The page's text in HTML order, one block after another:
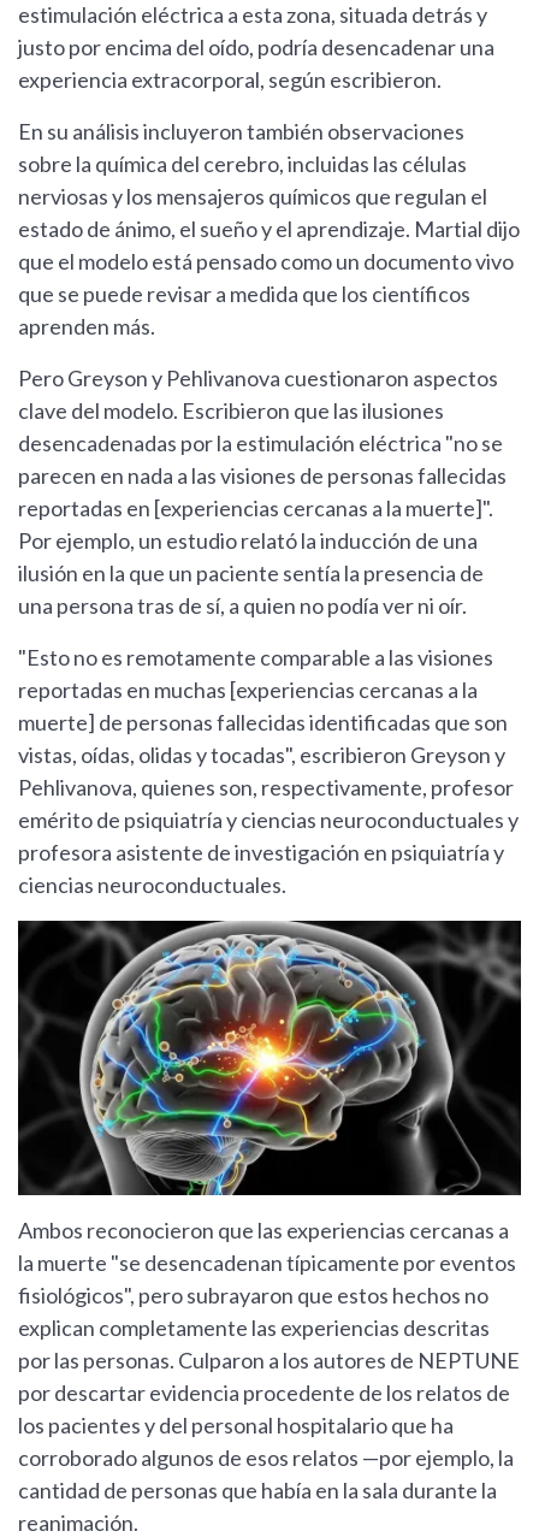
estimulación eléctrica a esta zona, situada detrás y
justo por encima del oído, podría desencadenar una
experiencia extracorporal, según escribieron.
En su análisis incluyeron también observaciones
sobre la química del cerebro, incluidas las células
nerviosas y los mensajeros químicos que regulan el
estado de ánimo, el sueño y el aprendizaje. Martial dijo
que el modelo está pensado como un documento vivo
que se puede revisar a medida que los científicos
aprenden más.
Pero Greyson y Pehlivanova cuestionaron aspectos
clave del modelo. Escribieron que las ilusiones
desencadenadas por la estimulación eléctrica "no se
parecen en nada a las visiones de personas fallecidas
reportadas en [experiencias cercanas a la muerte]".
Por ejemplo, un estudio relató la inducción de una
ilusión en la que un paciente sentía la presencia de
una persona tras de sí, a quien no podía ver ni oír.
"Esto no es remotamente comparable a las visiones
reportadas en muchas [experiencias cercanas a la
muerte] de personas fallecidas identificadas que son
vistas, oídas, olidas y tocadas", escribieron Greyson y
Pehlivanova, quienes son, respectivamente, profesor
emérito de psiquiatría y ciencias neuroconductuales y
profesora asistente de investigación en psiquiatría y
ciencias neuroconductuales.
Ambos reconocieron que las experiencias cercanas a
la muerte "se desencadenan típicamente por eventos
fisiológicos", pero subrayaron que estos hechos no
explican completamente las experiencias descritas
por las personas. Culparon a los autores de NEPTUNE
por descartar evidencia procedente de los relatos de
los pacientes y del personal hospitalario que ha
corroborado algunos de esos relatos —por ejemplo, la
cantidad de personas que había en la sala durante la
reanimación.